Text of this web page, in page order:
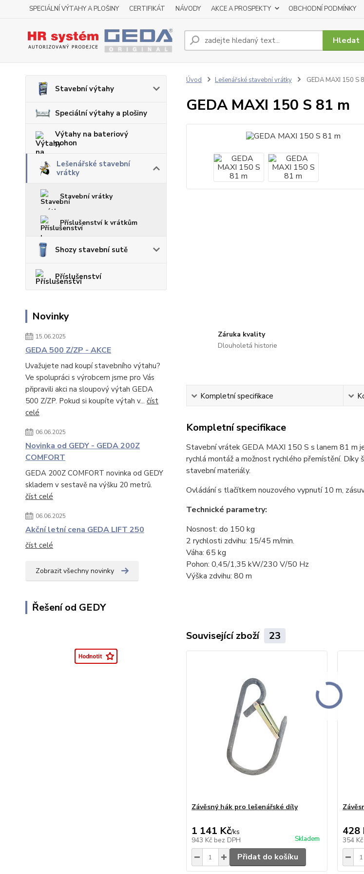
SPECIÁLNÍ VÝTAHY A PLOŠINY CERTIFIKÁT NÁVODY AKCE A PROSPEKTY OBCHODNÍ PODMÍNKY
Hledat
Stavební výtahy
Speciální výtahy a plošiny
Výtahy na bateriový
pohon
Lešenářské stavební
vrátky
Stavební vrátky
Příslušenství k vrátkům
Shozy stavební sutě
Příslušenství
Novinky
15.06.2025
GEDA 500 Z/ZP - AKCE
Uvažujete nad koupí stavebního výtahu?
Ve spolupráci s výrobcem jsme pro Vás
připravili akci na sloupový výtah GEDA
500 Z/ZP. Pokud si koupíte výtah v... číst
celé
06.06.2025
Novinka od GEDY - GEDA 200Z
COMFORT
GEDA 200Z COMFORT novinka od GEDY
skladem v sestavě na výšku 20 metrů.
číst celé
06.06.2025
Akční letní cena GEDA LIFT 250
číst celé
Zobrazit všechny novinky
Řešení od GEDY
Úvod Lešenářské stavební vrátky GEDA MAXI 150 S
GEDA MAXI 150 S 81 m
Záruka kvality
Dlouholetá historie
Kompletní specifikace
Kompletní specifikace
Stavební vrátek GEDA MAXI 150 S s lanem 81 m
rychlá montáž a možnost rychlého přemístění.
stavební materiály.
Ovládání s tlačítkem nouzového vypnutí 10 m,
Technické parametry:
Nosnost: do 150 kg
2 rychlosti zdvihu: 15/45 m/min.
Váha: 65 kg
Pohon: 0,45/1,35 kW/230 V/50 Hz
Výška zdvihu: 80 m
Související zboží 23
Závěsný hák pro lešenářské díly
1 141 Kč/ks
943 Kč bez DPH Skladem
Přidat do košíku
428
354 Kč